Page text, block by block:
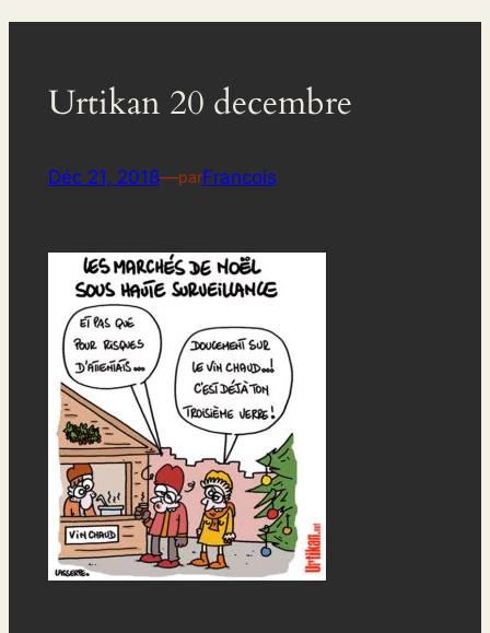
Urtikan 20 decembre
Déc 21, 2018—parFrancois